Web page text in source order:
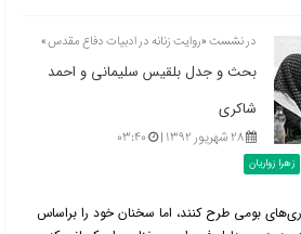
در نشست «روایت زنانه در ادبیات دفاع مقدس»
بحث و جدل بلقیس سلیمانی و احمد
شاکری
۲۸ شهریور ۱۳۹۲ | ۰۳:۴۰
زهرا زواریان
بومی طرح کنند، اما سخنان خود را براساس